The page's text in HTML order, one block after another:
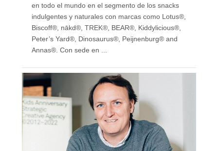
en todo el mundo en el segmento de los snacks
indulgentes y naturales con marcas como Lotus®,
Biscoff®, nākd®, TREK®, BEAR®, Kiddylicious®,
Peter’s Yard®, Dinosaurus®, Peijnenburg® and
Annas®. Con sede en ...